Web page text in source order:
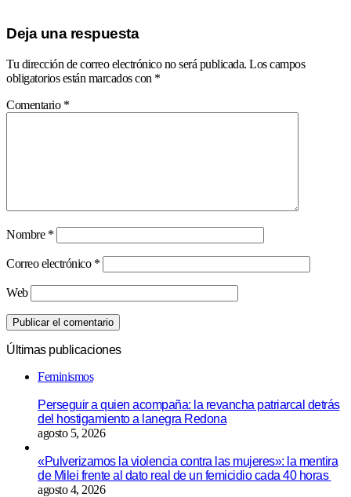
Deja una respuesta
Tu dirección de correo electrónico no será publicada. Los campos
obligatorios están marcados con *
Comentario *
Nombre *
Correo electrónico *
Web
Últimas publicaciones
Feminismos
Perseguir a quien acompaña: la revancha patriarcal detrás
del hostigamiento a lanegra Redona
agosto 5, 2026
«Pulverizamos la violencia contra las mujeres»: la mentira
de Milei frente al dato real de un femicidio cada 40 horas
agosto 4, 2026